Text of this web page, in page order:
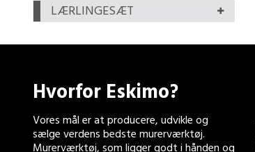
LÆRLINGESÆT
Hvorfor Eskimo?
Vores mål er at producere, udvikle og
sælge verdens bedste murerværktøj.
Murerværktøj, som ligger godt i hånden og